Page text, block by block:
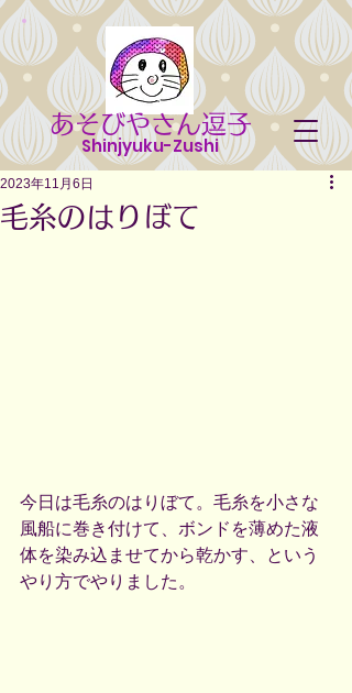
あそびやさん逗子
Shinjyuku-Zushi
毛糸のはりぼて
2023年11月6日
今日は毛糸のはりぼて。毛糸を小さな
風船に巻き付けて、ボンドを薄めた液
体を染み込ませてから乾かす、という
やり方でやりました。